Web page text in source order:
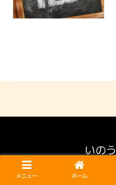
いの
© 2021
メニュー ホーム